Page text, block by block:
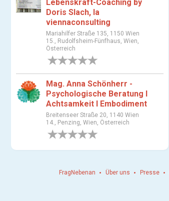
w
h
l
Lebenskraft-Coaching by
Doris Slach, la
viennaconsulting
Mariahilfer Straße 135, 1150 Wien
15., Rudolfsheim-Fünfhaus, Wien,
Österreich
Mag. Anna Schönherr -
Psychologische Beratung I
Achtsamkeit I Embodiment
Breitenseer Straße 20, 1140 Wien
14., Penzing, Wien, Österreich
FragNebenan Über uns Presse